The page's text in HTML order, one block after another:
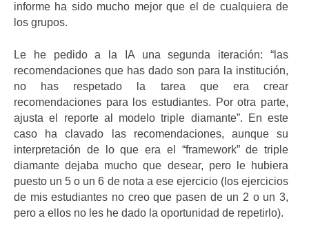
informe ha sido mucho mejor que el de cualquiera de
los grupos.
Le he pedido a la IA una segunda iteración: “las
recomendaciones que has dado son para la institución,
no has respetado la tarea que era crear
recomendaciones para los estudiantes. Por otra parte,
ajusta el reporte al modelo triple diamante”. En este
caso ha clavado las recomendaciones, aunque su
interpretación de lo que era el “framework” de triple
diamante dejaba mucho que desear, pero le hubiera
puesto un 5 o un 6 de nota a ese ejercicio (los ejercicios
de mis estudiantes no creo que pasen de un 2 o un 3,
pero a ellos no les he dado la oportunidad de repetirlo).